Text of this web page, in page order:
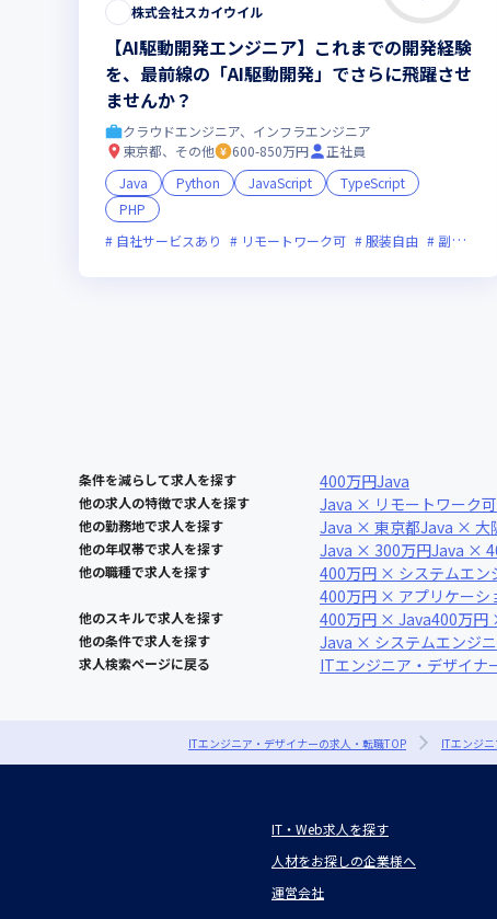
株式会社スカイウイル
【AI駆動開発エンジニア】これまでの開発経験
を、最前線の「AI駆動開発」でさらに飛躍させ
ませんか？
クラウドエンジニア、インフラエンジニア
東京都、その他
600-850万円
正社員
Java
Python JavaScript
TypeScript
PHP
自社サービスあり
リモートワーク可 服装自由 副業可
条件を減らして求人を探す 400万円Java
他の求人の特徴で求人を探す Java × リモートワーク可
他の勤務地で求人を探す Java × 東京都Java × 大
他の年収帯で求人を探す Java × 300万円Java ×
他の職種で求人を探す 400万円 × システムエン
400万円 × アプリケーシ
他のスキルで求人を探す 400万円 × Java400万円
他の条件で求人を探す Java × システムエンジ
求人検索ページに戻る ITエンジニア・デザイナ
ITエンジニア・デザイナーの求人・転職TOP ITエンジ
IT・Web求人を探す
人材をお探しの企業様へ
運営会社